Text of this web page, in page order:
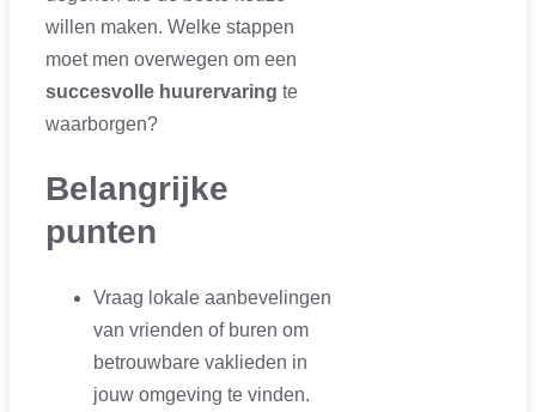
willen maken. Welke stappen
moet men overwegen om een
succesvolle huurervaring te
waarborgen?
Belangrijke
punten
Vraag lokale aanbevelingen
van vrienden of buren om
betrouwbare vaklieden in
jouw omgeving te vinden.